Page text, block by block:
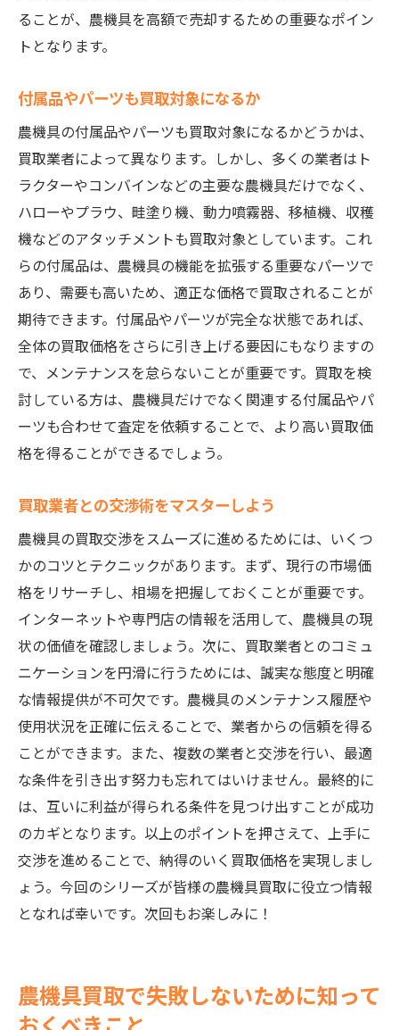
自宅での査定をスムーズに進めるコツ
出張査定のメリットとデメリット
信頼できる出張査定業者の選び方
出張査定の費用とその対応方法
茨城県で農機具を高額買取してもらうための最
適なタイミング
季節による買取価格の変動を把握する
新モデル発売前に売却するメリット
買取需要が高まる時期を狙う方法
市場のトレンドをチェックするコツ
農業機械の中古市場の動向を知る
売却のタイミングを見極めるためのデータ
活用
ることが、農機具を高額で売却するための重要なポイン
トとなります。
付属品やパーツも買取対象になるか
農機具の付属品やパーツも買取対象になるかどうかは、
買取業者によって異なります。しかし、多くの業者はト
ラクターやコンバインなどの主要な農機具だけでなく、
ハローやプラウ、畦塗り機、動力噴霧器、移植機、収穫
機などのアタッチメントも買取対象としています。これ
らの付属品は、農機具の機能を拡張する重要なパーツで
あり、需要も高いため、適正な価格で買取されることが
期待できます。付属品やパーツが完全な状態であれば、
全体の買取価格をさらに引き上げる要因にもなりますの
で、メンテナンスを怠らないことが重要です。買取を検
討している方は、農機具だけでなく関連する付属品やパ
ーツも合わせて査定を依頼することで、より高い買取価
格を得ることができるでしょう。
買取業者との交渉術をマスターしよう
農機具の買取交渉をスムーズに進めるためには、いくつ
かのコツとテクニックがあります。まず、現行の市場価
格をリサーチし、相場を把握しておくことが重要です。
インターネットや専門店の情報を活用して、農機具の現
状の価値を確認しましょう。次に、買取業者とのコミュ
ニケーションを円滑に行うためには、誠実な態度と明確
な情報提供が不可欠です。農機具のメンテナンス履歴や
使用状況を正確に伝えることで、業者からの信頼を得る
ことができます。また、複数の業者と交渉を行い、最適
な条件を引き出す努力も忘れてはいけません。最終的に
は、互いに利益が得られる条件を見つけ出すことが成功
のカギとなります。以上のポイントを押さえて、上手に
交渉を進めることで、納得のいく買取価格を実現しまし
ょう。今回のシリーズが皆様の農機具買取に役立つ情報
となれば幸いです。次回もお楽しみに！
農機具買取で失敗しないために知って